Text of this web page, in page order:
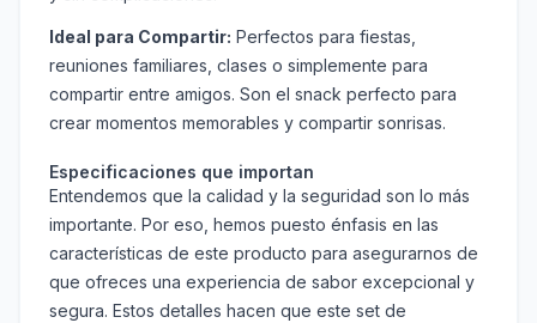
Ideal para Compartir: Perfectos para fiestas,
reuniones familiares, clases o simplemente para
compartir entre amigos. Son el snack perfecto para
crear momentos memorables y compartir sonrisas.
Especificaciones que importan
Entendemos que la calidad y la seguridad son lo más
importante. Por eso, hemos puesto énfasis en las
características de este producto para asegurarnos de
que ofreces una experiencia de sabor excepcional y
segura. Estos detalles hacen que este set de